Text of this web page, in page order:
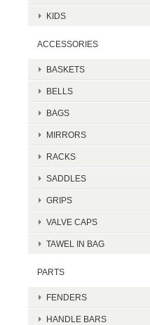
KIDS
ACCESSORIES
BASKETS
BELLS
BAGS
MIRRORS
RACKS
SADDLES
GRIPS
VALVE CAPS
TAWEL IN BAG
PARTS
FENDERS
HANDLE BARS